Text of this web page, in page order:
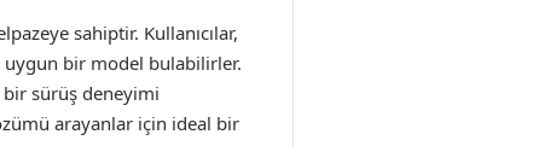
sahiptir. Kullanıcılar,
uygun bir model bulabilirler.
sürüş deneyimi
arayanlar için ideal bir